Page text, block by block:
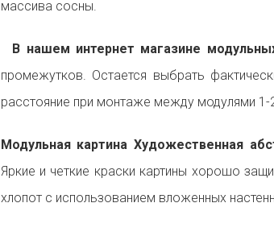
массива сосны.
В нашем интернет магазине
промежутков. Остается выбрать
расстояние при монтаже между модулями 1-
Модульная картина Художественная
Яркие и четкие краски картины хорошо
хлопот с использованием вложенных